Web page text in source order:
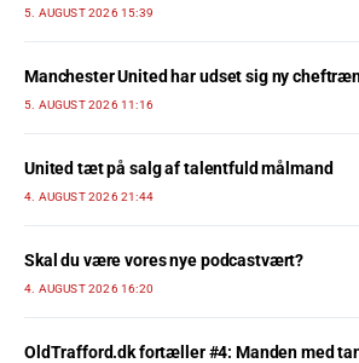
5. AUGUST 2026 15:39
Manchester United har udset sig ny
5. AUGUST 2026 11:16
United tæt på salg af talentfuld målmand
4. AUGUST 2026 21:44
Skal du være vores nye podcastvært?
4. AUGUST 2026 16:20
OldTrafford.dk fortæller #4: Manden med